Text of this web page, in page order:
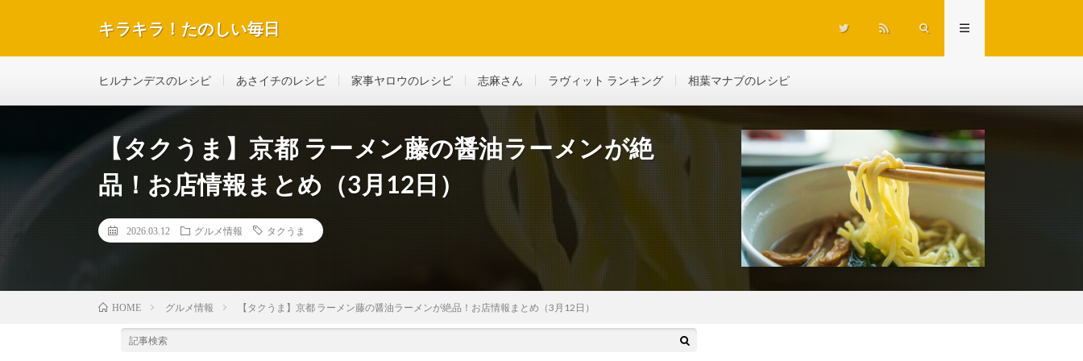
キラキラ！たのしい毎日
ヒルナンデスのレシピ あさイチのレシピ 家事ヤロウのレシピ 志麻さん ラヴィット ランキング 相葉マナブのレシピ
【タクうま】京都 ラーメン藤の醤油ラーメンが絶
品！お店情報まとめ（3月12日）
2026.03.12 グルメ情報 タクうま
HOME グルメ情報 【タクうま】京都 ラーメン藤の醤油ラーメンが絶品！お店情報まとめ（3月12日）